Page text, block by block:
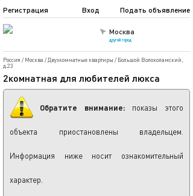
Москва
другой город
Подать объявление
Регистрация Вход
Россия / Москва / Двухкомнатные квартиры / Большой Волоколамский,
д.23
2комнатная для любителей люкса
Обратите внимание: показы этого
объекта приостановлены владельцем.
Информация ниже носит ознакомительный
характер.